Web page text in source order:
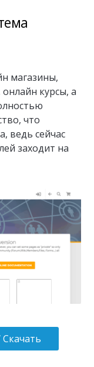
магазины,
курсы, а
что
ведь сейчас
заходит на